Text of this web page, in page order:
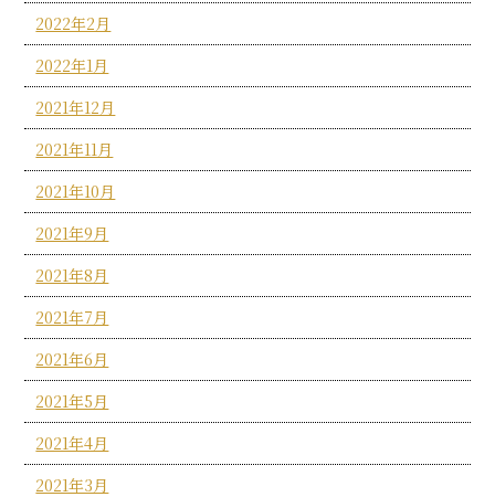
2022年2月
2022年1月
2021年12月
2021年11月
2021年10月
2021年9月
2021年8月
2021年7月
2021年6月
2021年5月
2021年4月
2021年3月